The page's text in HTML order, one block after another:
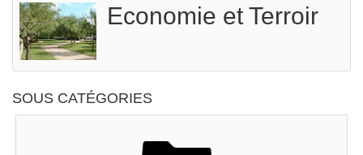
Economie et Terroir
SOUS CATÉGORIES